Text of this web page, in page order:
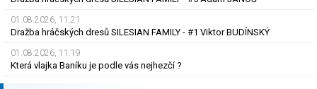
01.08.2026, 11.21
Dražba hráčských dresů SILESIAN FAMILY - #1 Viktor BUDÍNSKÝ
01.08.2026, 11.19
Která vlajka Baníku je podle vás nejhezčí ?